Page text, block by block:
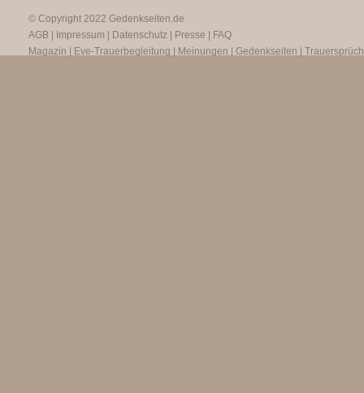
© Copyright 2022 Gedenkseiten.de
AGB
Impressum Datenschutz Presse
FAQ
Magazin
Eve-Trauerbegleitung Meinungen Gedenkseiten